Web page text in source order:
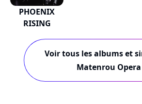
PHOENIX
RISING
Voir tous les albums et
Matenrou Opera